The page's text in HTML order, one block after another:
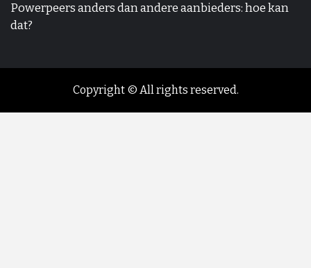
Powerpeers anders dan andere aanbieders: hoe kan
dat?
Copyright © All rights reserved.